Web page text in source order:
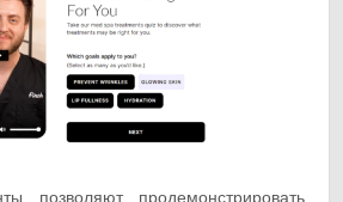
позволяют продемонстрировать